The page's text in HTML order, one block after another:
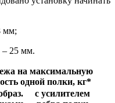
мм;
– 25 мм.
на максимальную
одной полки, кг*
с усилителем